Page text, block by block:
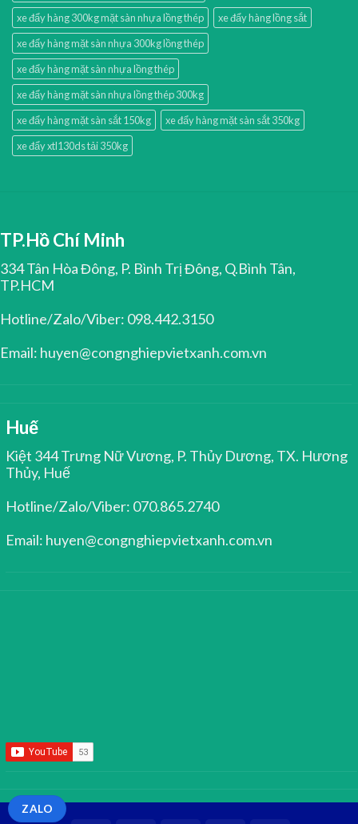
xe đẩy hàng 300kg mặt sàn nhựa lồng thép
xe đẩy hàng lồng sắt
xe đẩy hàng mặt sàn nhựa 300kg lồng thép
xe đẩy hàng mặt sàn nhựa lồng thép
xe đẩy hàng mặt sàn nhựa lồng thép 300kg
xe đẩy hàng mặt sàn sắt 150kg
xe đẩy hàng mặt sàn sắt 350kg
xe đẩy xtl130ds tải 350kg
TP.Hồ Chí Minh
334 Tân Hòa Đông, P. Bình Trị Đông, Q.Bình Tân,
TP.HCM
Hotline/Zalo/Viber: 098.442.3150
Email: huyen@congnghiepvietxanh.com.vn
Huế
Kiệt 344 Trưng Nữ Vương, P. Thủy Dương, TX. Hương
Thủy, Huế
Hotline/Zalo/Viber: 070.865.2740
Email: huyen@congnghiepvietxanh.com.vn
ZALO